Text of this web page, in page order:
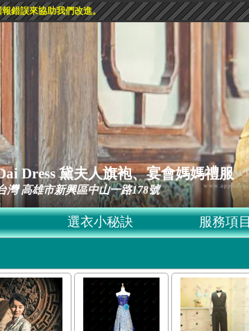
報錯誤來協助我們改進。
Dress 黛夫人旗袍、宴會媽媽禮服
灣 高雄市新興區中山一路178號
選衣小秘訣 服務項目